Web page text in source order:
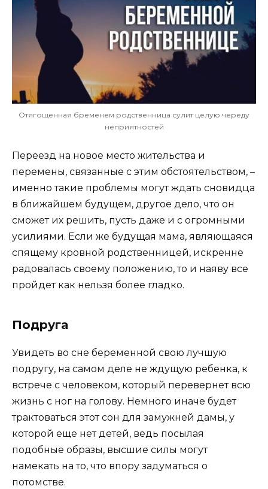
Отягощенная бременем родственница сулит целую череду
неприятностей
Переезд на новое место жительства и
перемены, связанные с этим обстоятельством, –
именно такие проблемы могут ждать сновидца
в ближайшем будущем, другое дело, что он
сможет их решить, пусть даже и с огромными
усилиями. Если же будущая мама, являющаяся
спящему кровной родственницей, искренне
радовалась своему положению, то и наяву все
пройдет как нельзя более гладко.
Подруга
Увидеть во сне беременной свою лучшую
подругу, на самом деле не ждущую ребенка, к
встрече с человеком, который перевернет всю
жизнь с ног на голову. Немного иначе будет
трактоваться этот сон для замужней дамы, у
которой еще нет детей, ведь посылая
подобные образы, высшие силы могут
намекать на то, что впору задуматься о
потомстве.